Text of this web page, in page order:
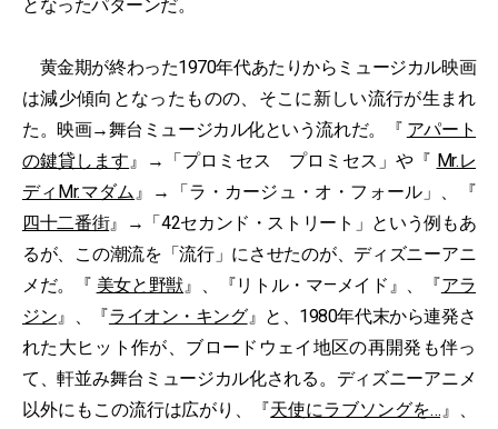
となったパターンだ。
黄金期が終わった1970年代あたりからミュージカル映画
は減少傾向となったものの、そこに新しい流行が生まれ
た。映画→舞台ミュージカル化という流れだ。『 アパート
の鍵貸します』→「プロミセス プロミセス」や『 Mr.レ
ディMr.マダム』→「ラ・カージュ・オ・フォール」、『
四十二番街』→「42セカンド・ストリート」という例もあ
るが、この潮流を「流行」にさせたのが、ディズニーアニ
メだ。『 美女と野獣』、『リトル・マ—メイド』、『アラ
ジン』、『ライオン・キング』と、1980年代末から連発さ
れた大ヒット作が、ブロードウェイ地区の再開発も伴っ
て、軒並み舞台ミュージカル化される。ディズニーアニメ
以外にもこの流行は広がり、『天使にラブソングを…』、